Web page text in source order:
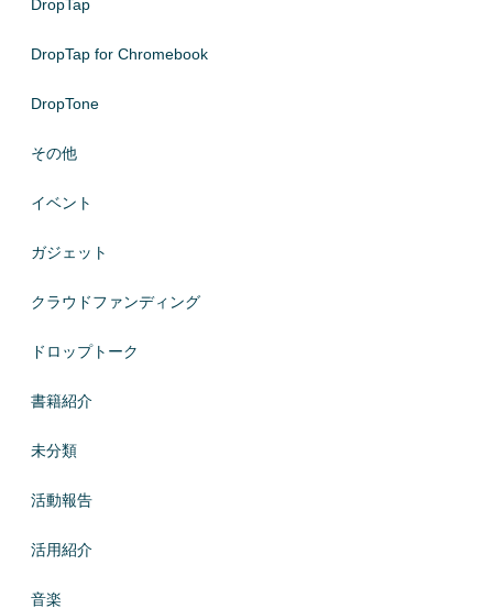
DropTap
DropTap for Chromebook
DropTone
その他
イベント
ガジェット
クラウドファンディング
ドロップトーク
書籍紹介
未分類
活動報告
活用紹介
音楽